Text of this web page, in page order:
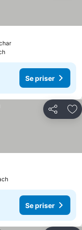
Se priser
Se priser
Dela
Se priser